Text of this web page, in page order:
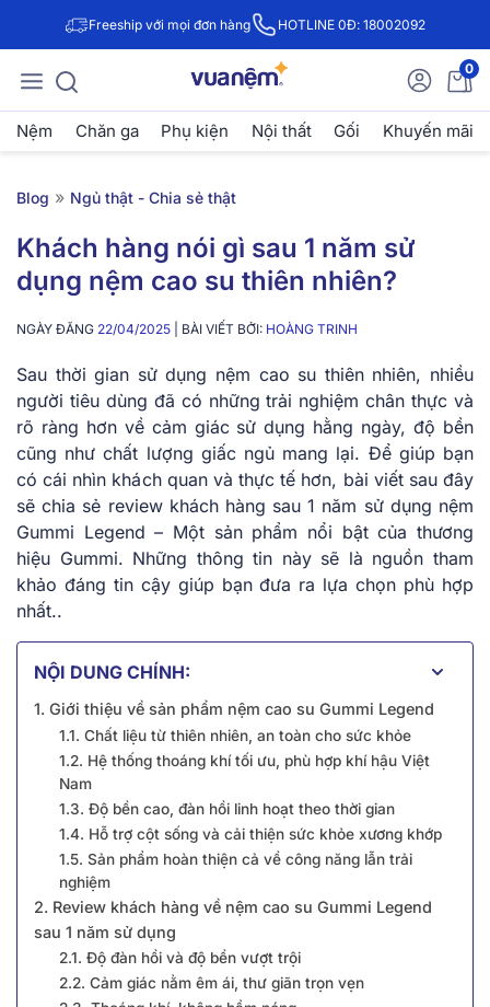
Freeship với mọi đơn hàng HOTLINE 0Đ: 18002092
0
Nệm Chăn ga Phụ kiện Nội thất Gối Khuyến mãi
Blog » Ngủ thật - Chia sẻ thật
Khách hàng nói gì sau 1 năm sử
dụng nệm cao su thiên nhiên?
NGÀY ĐĂNG 22/04/2025 | BÀI VIẾT BỞI: HOÀNG TRINH
Sau thời gian sử dụng nệm cao su thiên nhiên, nhiều
người tiêu dùng đã có những trải nghiệm chân thực và
rõ ràng hơn về cảm giác sử dụng hằng ngày, độ bền
cũng như chất lượng giấc ngủ mang lại. Để giúp bạn
có cái nhìn khách quan và thực tế hơn, bài viết sau đây
sẽ chia sẻ review khách hàng sau 1 năm sử dụng nệm
Gummi Legend – Một sản phẩm nổi bật của thương
hiệu Gummi. Những thông tin này sẽ là nguồn tham
khảo đáng tin cậy giúp bạn đưa ra lựa chọn phù hợp
nhất..
NỘI DUNG CHÍNH:
1. Giới thiệu về sản phẩm nệm cao su Gummi Legend
1.1. Chất liệu từ thiên nhiên, an toàn cho sức khỏe
1.2. Hệ thống thoáng khí tối ưu, phù hợp khí hậu Việt
Nam
1.3. Độ bền cao, đàn hồi linh hoạt theo thời gian
1.4. Hỗ trợ cột sống và cải thiện sức khỏe xương khớp
1.5. Sản phẩm hoàn thiện cả về công năng lẫn trải
nghiệm
2. Review khách hàng về nệm cao su Gummi Legend
sau 1 năm sử dụng
2.1. Độ đàn hồi và độ bền vượt trội
2.2. Cảm giác nằm êm ái, thư giãn trọn vẹn